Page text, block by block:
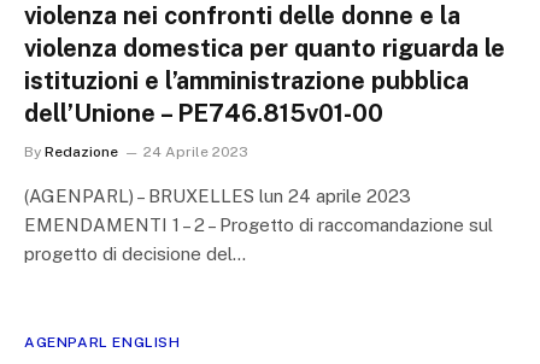
violenza nei confronti delle donne e la
violenza domestica per quanto riguarda le
istituzioni e l’amministrazione pubblica
dell’Unione – PE746.815v01-00
By Redazione 24 Aprile 2023
(AGENPARL) – BRUXELLES lun 24 aprile 2023
EMENDAMENTI 1 – 2 – Progetto di raccomandazione sul
progetto di decisione del…
AGENPARL ENGLISH